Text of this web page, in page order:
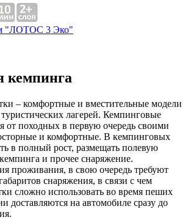
"ЛОТОС 3 Эко"
кемпинга
– комфортные и вместительные модели
лагерей. Кемпинговые
от походных в первую очередь своими
и комфортные. В кемпинговых
в полный рост, размещать полевую
и прочее снаряжение.
проживания, в свою очередь требуют
снаряжения, в связи с чем
сложно использовать во время пеших
доставляются на автомобиле сразу до